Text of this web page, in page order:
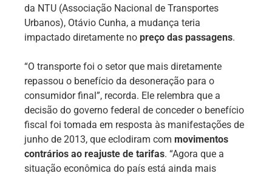
da NTU (Associação Nacional de Transportes
Urbanos), Otávio Cunha, a mudança teria
impactado diretamente no preço das passagens.
“O transporte foi o setor que mais diretamente
repassou o benefício da desoneração para o
consumidor final”, recorda. Ele relembra que a
decisão do governo federal de conceder o benefício
fiscal foi tomada em resposta às manifestações de
junho de 2013, que eclodiram com movimentos
contrários ao reajuste de tarifas. “Agora que a
situação econômica do país está ainda mais